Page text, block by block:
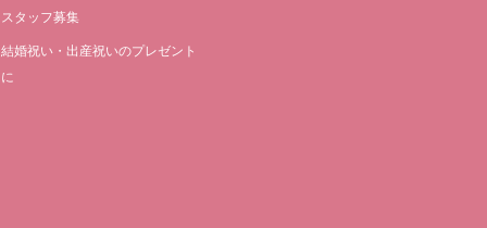
スタッフ募集
結婚祝い・出産祝いのプレゼント
に